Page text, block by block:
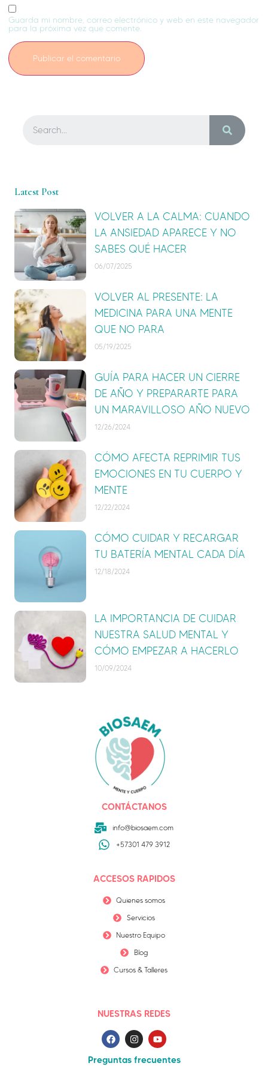
Guarda mi nombre, correo electrónico y web en este navegador
para la próxima vez que comente.
Latest Post
VOLVER A LA CALMA: CUANDO
LA ANSIEDAD APARECE Y NO
SABES QUÉ HACER
06/07/2025
VOLVER AL PRESENTE: LA
MEDICINA PARA UNA MENTE
QUE NO PARA
05/19/2025
GUÍA PARA HACER UN CIERRE
DE AÑO Y PREPARARTE PARA
UN MARAVILLOSO AÑO NUEVO
12/26/2024
CÓMO AFECTA REPRIMIR TUS
EMOCIONES EN TU CUERPO Y
MENTE
12/22/2024
CÓMO CUIDAR Y RECARGAR
TU BATERÍA MENTAL CADA DÍA
12/18/2024
LA IMPORTANCIA DE CUIDAR
NUESTRA SALUD MENTAL Y
CÓMO EMPEZAR A HACERLO
10/09/2024
CONTÁCTANOS
info@biosaem.com
+57301 479 3912
ACCESOS RAPIDOS
Quienes somos
Servicios
Nuestro Equipo
Blog
Cursos & Talleres
NUESTRAS REDES
Preguntas frecuentes